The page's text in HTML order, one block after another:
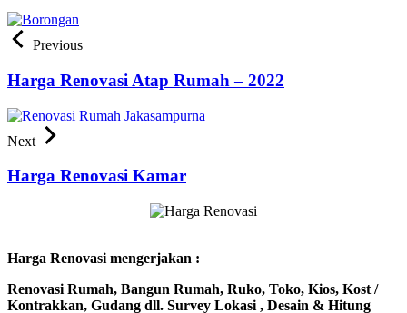
Previous
Harga Renovasi Atap Rumah – 2022
Next
Harga Renovasi Kamar
Harga Renovasi mengerjakan :
Renovasi Rumah, Bangun Rumah, Ruko, Toko, Kios, Kost /
Kontrakkan, Gudang dll. Survey Lokasi , Desain & Hitung